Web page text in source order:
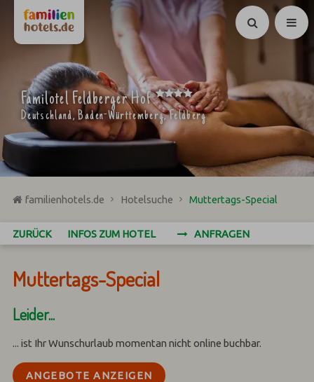
Suchen
Familotel Feldberger Hof ****
Deutschland, Baden-Württemberg, Feldberg
familienhotels.de Hotelsuche Muttertags-Special
ZURÜCK INFOS ZUM HOTEL ANFRAGEN
Muttertags-Special
Leider...
... ist Ihr Wunschurlaub momentan nicht online buchbar.
ANGEBOTE ANZEIGEN